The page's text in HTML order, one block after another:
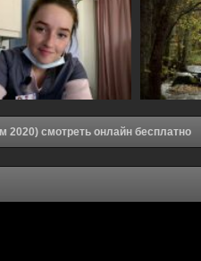
смотреть онлайн бесплатно